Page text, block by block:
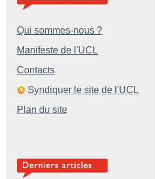
Qui sommes-nous ?
Manifeste de l'UCL
Contacts
Syndiquer le site de l'UCL
Plan du site